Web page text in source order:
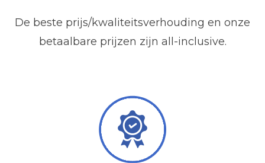
De beste prijs/kwaliteitsverhouding en onze
betaalbare prijzen zijn all-inclusive.